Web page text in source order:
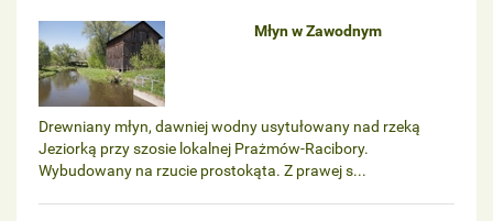
Młyn w Zawodnym
Drewniany młyn, dawniej wodny usytułowany nad rzeką
Jeziorką przy szosie lokalnej Prażmów-Racibory.
Wybudowany na rzucie prostokąta. Z prawej s...